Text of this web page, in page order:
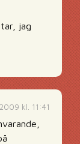
jag
kl. 11:41